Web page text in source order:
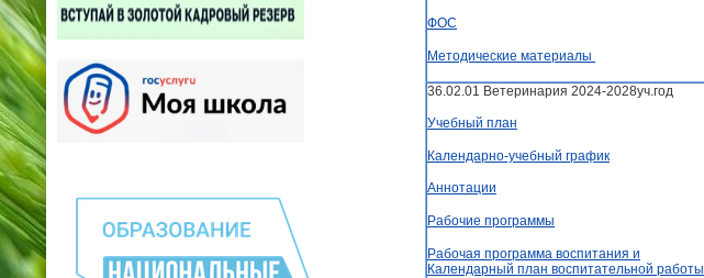
ФОС
Методические материалы
36.02.01 Ветеринария 2024-2028уч.год
Учебный план
Календарно-учебный график
Аннотации
Рабочие программы
Рабочая программа воспитания и
Календарный план воспитательной работы